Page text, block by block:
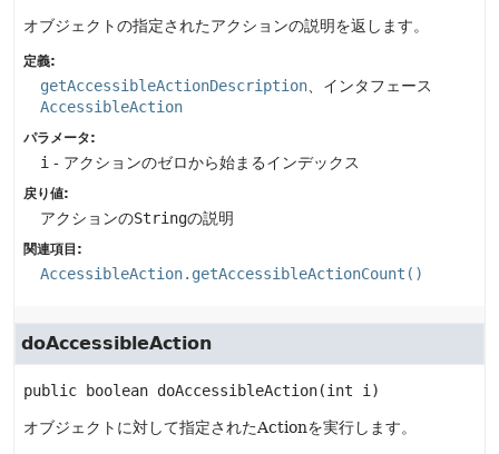
オブジェクトの指定されたアクションの説明を返します。
定義:
getAccessibleActionDescription 、インタフェース
AccessibleAction
パラメータ:
i - アクションのゼロから始まるインデックス
戻り値:
アクションのStringの説明
関連項目:
AccessibleAction.getAccessibleActionCount()
doAccessibleAction
public boolean doAccessibleAction(int i)
オブジェクトに対して指定されたActionを実行します。